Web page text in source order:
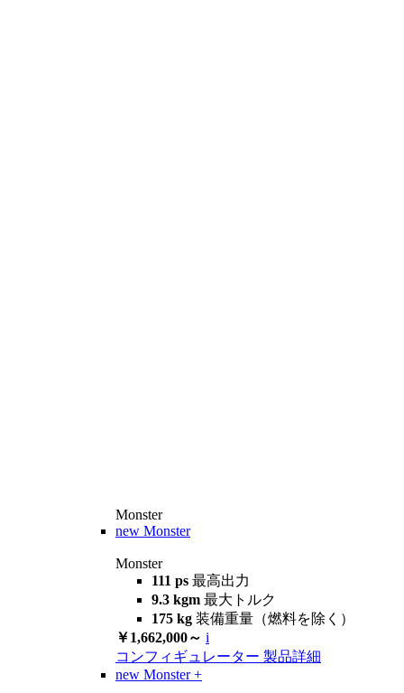
Monster
new Monster
Monster
111 ps 最高出力
9.3 kgm 最大トルク
175 kg 装備重量（燃料を除く）
￥1,662,000～ i
コンフィギュレーター 製品詳細
new Monster +